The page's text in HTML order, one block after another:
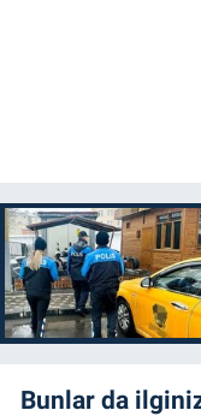
Bunlar da